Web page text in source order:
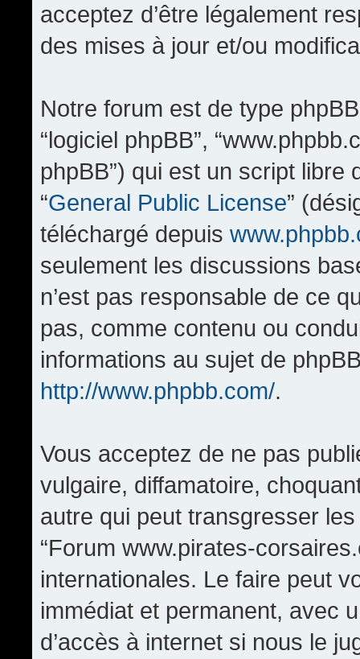
acceptez d’être légalement
des mises à jour et/ou
Notre forum est de type phpBB
“logiciel phpBB”,
phpBB”) qui est un script
“General Public License”
téléchargé depuis
seulement les discussions
n’est pas responsable de ce
pas, comme contenu ou
informations au sujet de
http://www.phpbb.com/.
Vous acceptez de ne pas
vulgaire, diffamatoire,
autre qui peut transgresser
“Forum www.pirates-
internationales. Le faire peut
immédiat et permanent, avec
d’accès à internet si nous le